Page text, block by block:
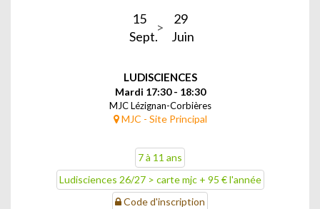
15
Sept.
29
Juin
LUDISCIENCES
Mardi 17:30 - 18:30
MJC Lézignan-Corbières
MJC - Site Principal
7 à 11 ans
Ludisciences 26/27 > carte mjc + 95 € l'année
Code d'inscription